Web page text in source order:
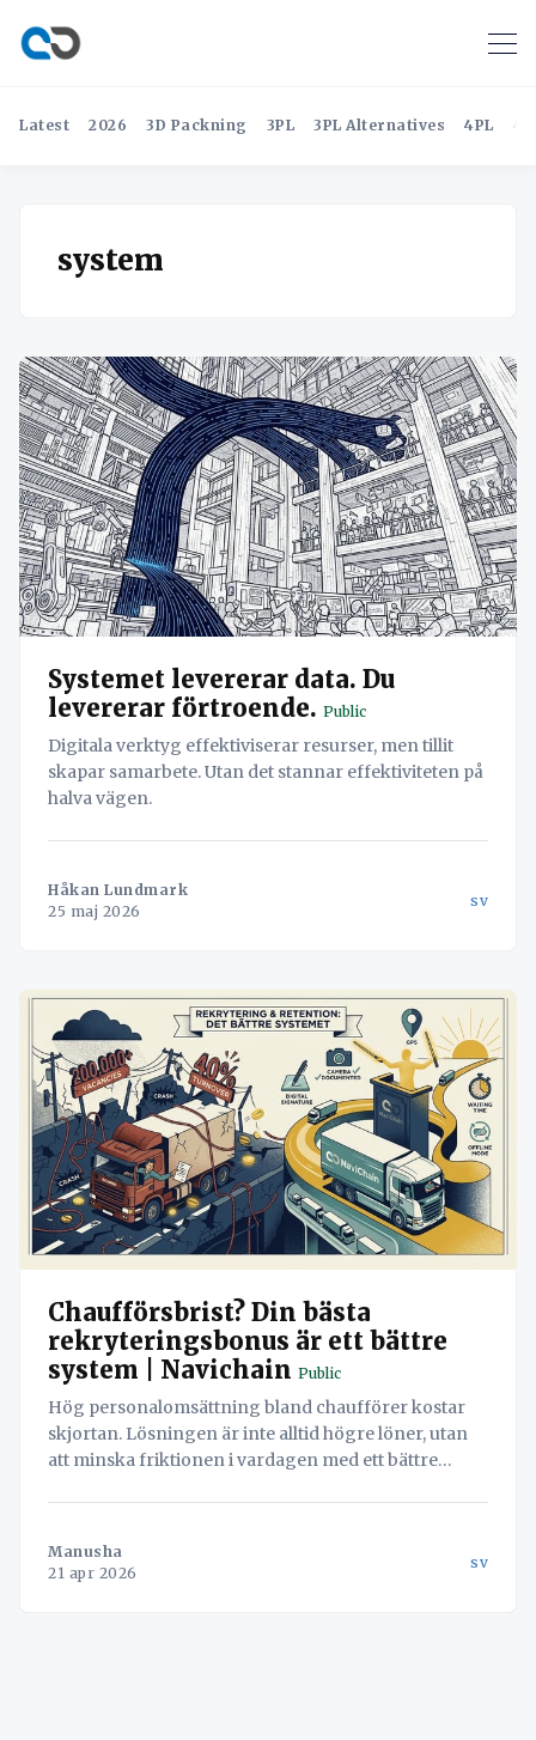
Latest 2026 3D Packning 3PL 3PL Alternatives 4PL
system
Systemet levererar data. Du
levererar förtroende. Public
Digitala verktyg effektiviserar resurser, men tillit
skapar samarbete. Utan det stannar effektiviteten på
halva vägen.
Håkan Lundmark
25 maj 2026
sv
Chaufförsbrist? Din bästa
rekryteringsbonus är ett bättre
system | Navichain Public
Hög personalomsättning bland chaufförer kostar
skjortan. Lösningen är inte alltid högre löner, utan
att minska friktionen i vardagen med ett bättre
Manusha
21 apr 2026
sv